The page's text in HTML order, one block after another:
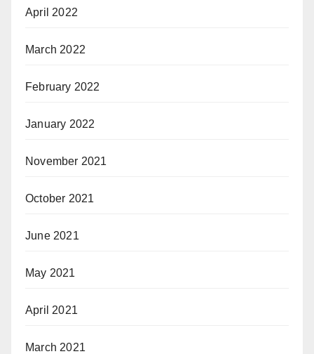
April 2022
March 2022
February 2022
January 2022
November 2021
October 2021
June 2021
May 2021
April 2021
March 2021